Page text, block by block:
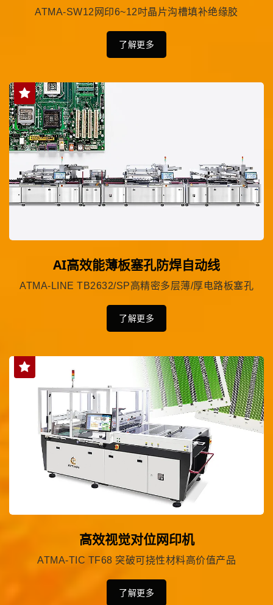
ATMA-SW12网印6~12吋晶片沟槽填补绝缘胶
了解更多
AI高效能薄板塞孔防焊自动线
ATMA-LINE TB2632/SP高精密多层薄/厚电路板塞孔
了解更多
高效视觉对位网印机
ATMA-TIC TF68 突破可挠性材料高价值产品
了解更多